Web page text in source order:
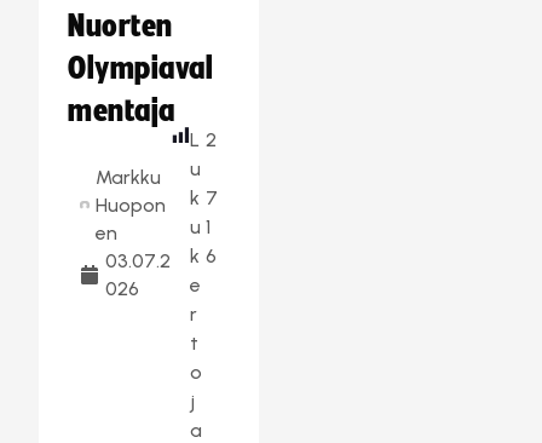
Nuorten
Olympiaval
mentaja
Markku
Huopon
en
03.07.2
026
L
u
k
u
k
e
r
t
o
j
a
2
7
1
6